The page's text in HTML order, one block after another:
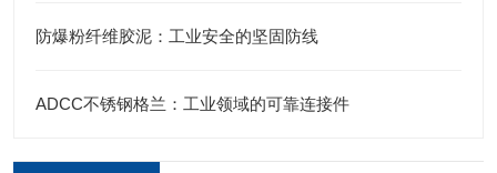
防爆粉纤维胶泥：工业安全的坚固防线
ADCC不锈钢格兰：工业领域的可靠连接件